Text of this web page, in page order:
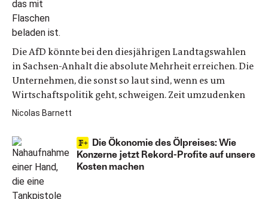
Die AfD könnte bei den diesjährigen Landtagswahlen
in Sachsen-Anhalt die absolute Mehrheit erreichen. Die
Unternehmen, die sonst so laut sind, wenn es um
Wirtschaftspolitik geht, schweigen. Zeit umzudenken
Nicolas Barnett
Die Ökonomie des Ölpreises: Wie
Konzerne jetzt Rekord-Profite auf unsere
Kosten machen